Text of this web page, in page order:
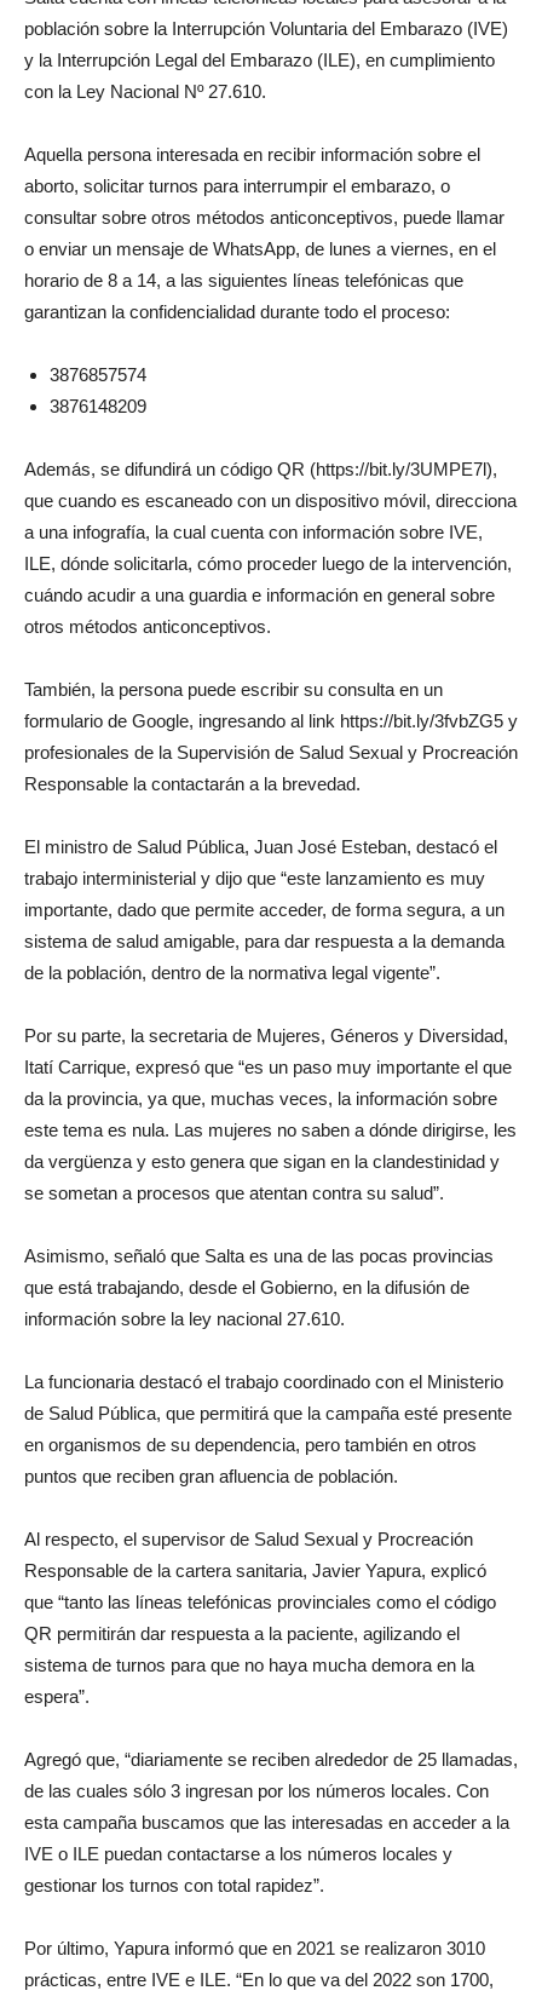
población sobre la Interrupción Voluntaria del Embarazo (IVE)
y la Interrupción Legal del Embarazo (ILE), en cumplimiento
con la Ley Nacional Nº 27.610.
Aquella persona interesada en recibir información sobre el
aborto, solicitar turnos para interrumpir el embarazo, o
consultar sobre otros métodos anticonceptivos, puede llamar
o enviar un mensaje de WhatsApp, de lunes a viernes, en el
horario de 8 a 14, a las siguientes líneas telefónicas que
garantizan la confidencialidad durante todo el proceso:
3876857574
3876148209
Además, se difundirá un código QR (https://bit.ly/3UMPE7l),
que cuando es escaneado con un dispositivo móvil, direcciona
a una infografía, la cual cuenta con información sobre IVE,
ILE, dónde solicitarla, cómo proceder luego de la intervención,
cuándo acudir a una guardia e información en general sobre
otros métodos anticonceptivos.
También, la persona puede escribir su consulta en un
formulario de Google, ingresando al link https://bit.ly/3fvbZG5 y
profesionales de la Supervisión de Salud Sexual y Procreación
Responsable la contactarán a la brevedad.
El ministro de Salud Pública, Juan José Esteban, destacó el
trabajo interministerial y dijo que “este lanzamiento es muy
importante, dado que permite acceder, de forma segura, a un
sistema de salud amigable, para dar respuesta a la demanda
de la población, dentro de la normativa legal vigente”.
Por su parte, la secretaria de Mujeres, Géneros y Diversidad,
Itatí Carrique, expresó que “es un paso muy importante el que
da la provincia, ya que, muchas veces, la información sobre
este tema es nula. Las mujeres no saben a dónde dirigirse, les
da vergüenza y esto genera que sigan en la clandestinidad y
se sometan a procesos que atentan contra su salud”.
Asimismo, señaló que Salta es una de las pocas provincias
que está trabajando, desde el Gobierno, en la difusión de
información sobre la ley nacional 27.610.
La funcionaria destacó el trabajo coordinado con el Ministerio
de Salud Pública, que permitirá que la campaña esté presente
en organismos de su dependencia, pero también en otros
puntos que reciben gran afluencia de población.
Al respecto, el supervisor de Salud Sexual y Procreación
Responsable de la cartera sanitaria, Javier Yapura, explicó
que “tanto las líneas telefónicas provinciales como el código
QR permitirán dar respuesta a la paciente, agilizando el
sistema de turnos para que no haya mucha demora en la
espera”.
Agregó que, “diariamente se reciben alrededor de 25 llamadas,
de las cuales sólo 3 ingresan por los números locales. Con
esta campaña buscamos que las interesadas en acceder a la
IVE o ILE puedan contactarse a los números locales y
gestionar los turnos con total rapidez”.
Por último, Yapura informó que en 2021 se realizaron 3010
prácticas, entre IVE e ILE. “En lo que va del 2022 son 1700,